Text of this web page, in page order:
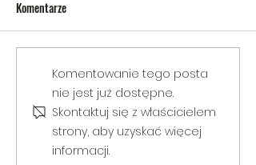
V Gminny Turniej Szachowy o
Puchar Burmistrza Bełżyc
Komentarze
Komentowanie tego posta
nie jest już dostępne.
Skontaktuj się z właścicielem
strony, aby uzyskać więcej
informacji.